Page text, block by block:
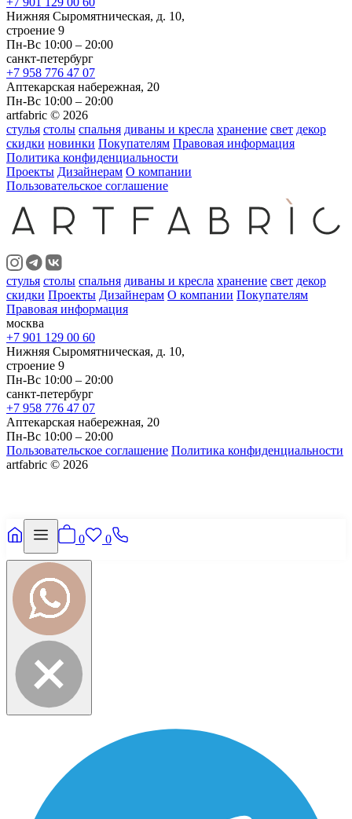
Нижняя Сыромятническая, д. 10,
строение 9
Пн-Вс 10:00 – 20:00
санкт-петербург
+7 958 776 47 07
Аптекарская набережная, 20
Пн-Вс 10:00 – 20:00
artfabric © 2026
стулья столы спальня диваны и кресла хранение свет декор
скидки новинки Покупателям Правовая информация
Политика конфиденциальности
Проекты Дизайнерам О компании
Пользовательское соглашение
стулья столы спальня диваны и кресла хранение свет декор
скидки Проекты Дизайнерам О компании Покупателям
Правовая информация
москва
+7 901 129 00 60
Нижняя Сыромятническая, д. 10,
строение 9
Пн-Вс 10:00 – 20:00
санкт-петербург
+7 958 776 47 07
Аптекарская набережная, 20
Пн-Вс 10:00 – 20:00
Пользовательское соглашение Политика конфиденциальности
artfabric © 2026
0 0